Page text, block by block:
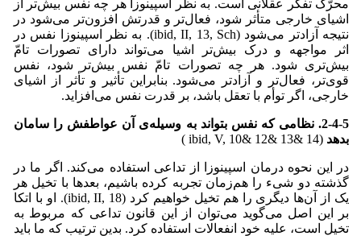
محرّک تفکر عقلانی است. به نظر اسپینوزا هر چه نفس بیش‌تر از
اشیای خارجی متأثر شود، فعال‌تر و قدرتش افزون‌تر می‌‌شود در
نتیجه آزادتر می‌‌شود (ibid, II, 13, Sch). به نظر اسپینوزا نفس در
اثر مواجهه و درک بیش‌تر اشیا می‌تواند دارای تصورات تامّ
بیش‌تری شود. هر چه تصورات تامّ نفس بیش‌تر شود، نفس
قوی‌تر، فعال‌تر و آزادتر می‌شود. بنابراین تأثیر و تأثر از اشیای
خارجی، اگر توأم با تعقل باشد، بر قدرت نفس می‌افزاید.
2-4-5. نظامی که نفس بتواند به وسیله‌ی آن عواطفش را سامان
بدهد (ibid, V, 10& 12& 13& 14 )
در این نحوه درمان اسپینوزا از تداعی استفاده می‌‌کند. اگر ما در
گذشته دو شیء را هم‌زمان تجربه کرده باشیم، بعدها با تخیل هر
یک از آن‌ها دیگری را هم تخیل خواهیم کرد (ibid, II, 18). او با اتکا
بر این اصل می‌‌گوید می‌‌توان از این قانون تداعی که مربوط به
تخیل است، علیه خود انفعالات استفاده کرد. بدین ترتیب که ما باید